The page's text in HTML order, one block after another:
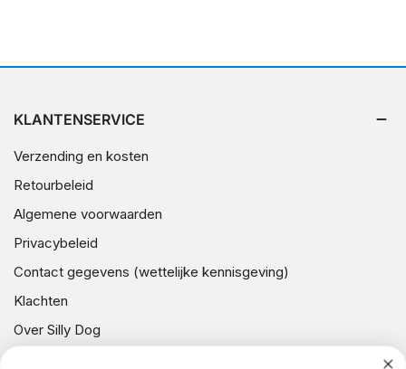
KLANTENSERVICE
Verzending en kosten
Retourbeleid
Algemene voorwaarden
Privacybeleid
Contact gegevens (wettelijke kennisgeving)
Klachten
Over Silly Dog